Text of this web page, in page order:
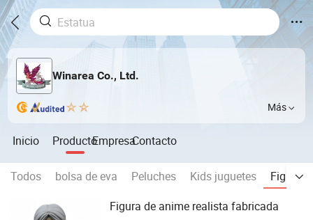
Winarea Co., Ltd.
Más
Inicio ProductoEmpresaContacto
Todos bolsa de eva Peluches Kids juguetes
Figurilla
Figura de anime realista fabricada